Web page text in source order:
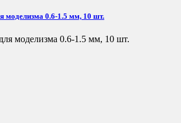
моделизма 0.6-1.5 мм, 10 шт.
моделизма 0.6-1.5 мм, 10 шт.